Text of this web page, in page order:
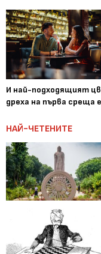
И най-подходящият
дреха на първа среща
НАЙ-ЧЕТЕНИТЕ